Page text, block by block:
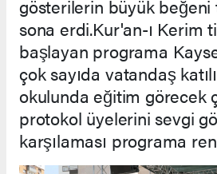
gösterilerin büyük beğeni
sona erdi.Kur'an-ı Kerim
başlayan programa
çok sayıda vatandaş
okulunda eğitim görecek
protokol üyelerini sevgi
karşılaması programa